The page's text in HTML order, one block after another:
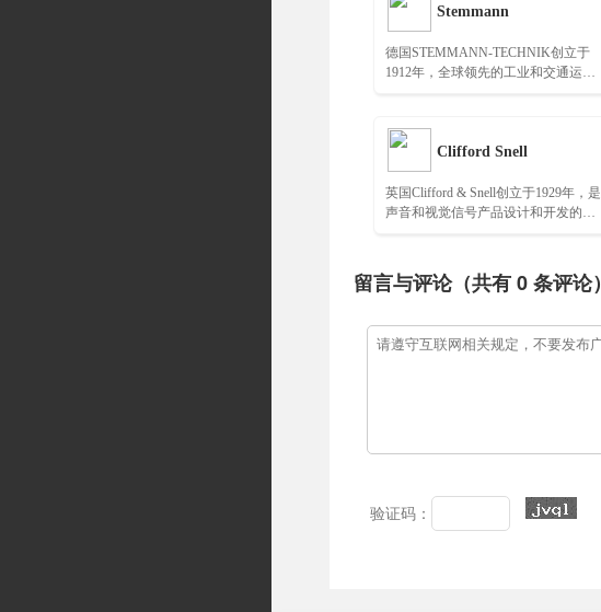
Stemmann
德国STEMMANN-TECHNIK创立于
1912年，全球领先的工业和交通运输
Clifford Snell
英国Clifford & Snell创立于1929年，是
声音和视觉信号产品设计和开发的全
留言与评论（共有0条评论）
验证码：